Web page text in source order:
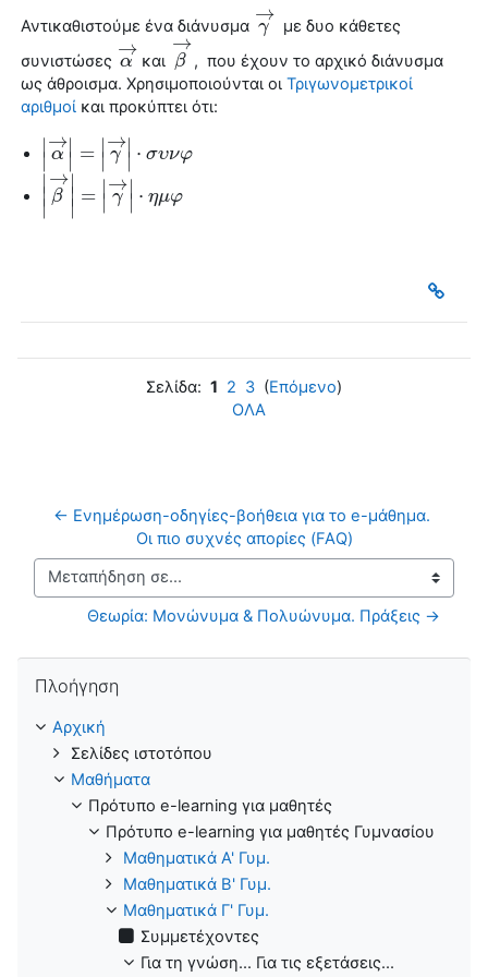
Αντικαθιστούμε ένα διάνυσμα γ
→
γ→
με δυο κάθετες
συνιστώσες α
→
α→ και β
→
β→, που έχουν το αρχικό διάνυσμα
ως άθροισμα. Χρησιμοποιούνται οι Τριγωνομετρικοί
αριθμοί και προκύπτει ότι:
∣
∣ α
→∣
∣ = ∣
∣ γ
→∣
∣ ⋅ συνφ
| α→ =|γ →| σ υνφ
∣
∣
∣ β
→∣
∣
∣ = ∣
∣ γ
→∣
∣ ⋅ ημφ
| β→| =|γ →|⋅ η μ φ
Σελίδα: 1 2 3 (Επόμενο)
ΟΛΑ
← Ενημέρωση-οδηγίες-βοήθεια για το e-μάθημα.
Οι πιο συχνές απορίες (FAQ)
Μεταπήδηση σε...
Θεωρία: Μονώνυμα & Πολυώνυμα. Πράξεις →
Πλοήγηση
Αρχική
Σελίδες ιστοτόπου
Μαθήματα
Πρότυπο e-learning για μαθητές
Πρότυπο e-learning για μαθητές Γυμνασίου
Μαθηματικά Α' Γυμ.
Μαθηματικά Β' Γυμ.
Μαθηματικά Γ' Γυμ.
Συμμετέχοντες
Για τη γνώση... Για τις εξετάσεις...